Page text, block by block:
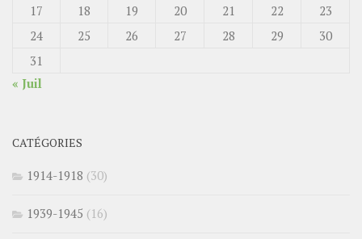
17
18 19 20 21 22
23
24
25 26 27 28 29
30
31
« Juil
CATÉGORIES
1914-1918 (30)
1939-1945 (16)